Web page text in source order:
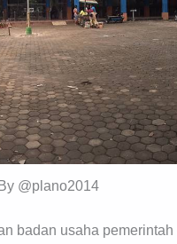
@plano2014
badan usaha